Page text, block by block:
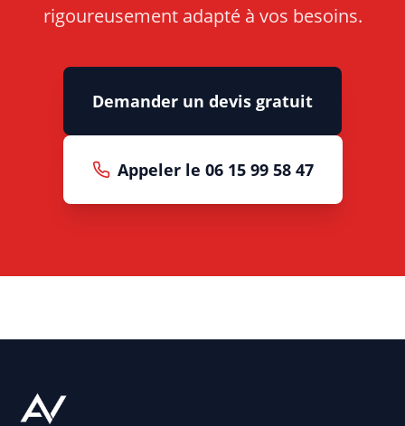
rigoureusement adapté à vos besoins.
Demander un devis gratuit
Appeler le 06 15 99 58 47